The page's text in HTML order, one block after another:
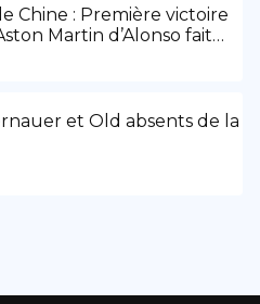
Chine : Première victoire
Martin d’Alonso fait
et Old absents de la